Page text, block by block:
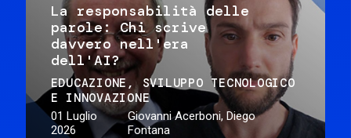
La responsabilità delle
parole: Chi scrive
davvero nell'era
dell'AI?
EDUCAZIONE
SVILUPPO TECNOLOGICO
E INNOVAZIONE
01 Luglio
2026
Giovanni Acerboni, Diego
Fontana